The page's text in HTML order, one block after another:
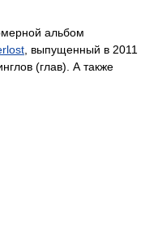
альбом
, выпущенный в 2011
(глав). А также